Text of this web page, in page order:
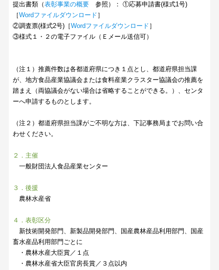
提出書類（表彰事業の概要 参照）： ①応募申請書(様式1号)
［Wordファイルダウンロード ］
②調査票(様式2号)［Wordファイルダウンロード ］
③様式１・２の電子ファイル（Ｅメール送信可）
（注１）推薦件数は各都道府県につき１点とし、都道府県担当課
が、地方食品産業協議会または食料産業クラスター協議会の推薦を
踏まえ（両協議会がない場合は省略することができる。）、センタ
ーへ申請するものとします。
（注２）都道府県担当課がご不明な方は、下記事務局までお問い合
わせください。
２．主催
一般財団法人食品産業センター
３．後援
農林水産省
４．表彰区分
新技術開発部門、新製品開発部門、国産農林産品利用部門、国産
畜水産品利用部門ごとに
・農林水産大臣賞／１点
・農林水産省大臣官房長賞／３点以内